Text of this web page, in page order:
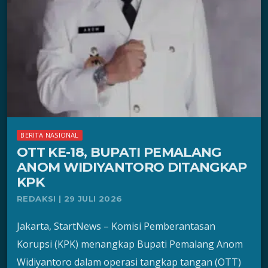
BERITA NASIONAL
OTT KE-18, BUPATI PEMALANG
ANOM WIDIYANTORO DITANGKAP
KPK
REDAKSI | 29 JULI 2026
Jakarta, StartNews – Komisi Pemberantasan
Korupsi (KPK) menangkap Bupati Pemalang Anom
Widiyantoro dalam operasi tangkap tangan (OTT)